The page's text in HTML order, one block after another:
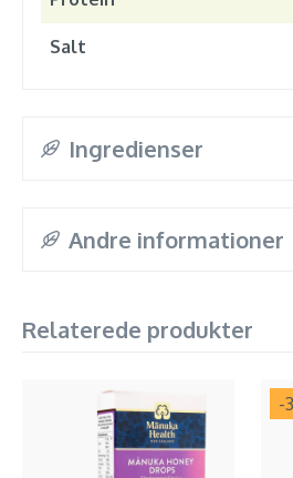
Salt
Ingredienser
Andre informationer
Relaterede produkter
-